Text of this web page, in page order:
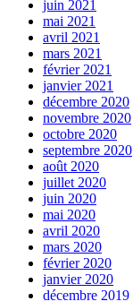
juin 2021
mai 2021
avril 2021
mars 2021
février 2021
janvier 2021
décembre 2020
novembre 2020
octobre 2020
septembre 2020
août 2020
juillet 2020
juin 2020
mai 2020
avril 2020
mars 2020
février 2020
janvier 2020
décembre 2019